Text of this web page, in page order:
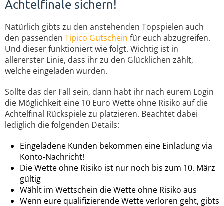
Achtelfinale sichern!
Natürlich gibts zu den anstehenden Topspielen auch
den passenden Tipico Gutschein für euch abzugreifen.
Und dieser funktioniert wie folgt. Wichtig ist in
allererster Linie, dass ihr zu den Glücklichen zählt,
welche eingeladen wurden.
Sollte das der Fall sein, dann habt ihr nach eurem Login
die Möglichkeit eine 10 Euro Wette ohne Risiko auf die
Achtelfinal Rückspiele zu platzieren. Beachtet dabei
lediglich die folgenden Details:
Eingeladene Kunden bekommen eine Einladung via
Konto-Nachricht!
Die Wette ohne Risiko ist nur noch bis zum 10. März
gültig
Wählt im Wettschein die Wette ohne Risiko aus
Wenn eure qualifizierende Wette verloren geht, gibts